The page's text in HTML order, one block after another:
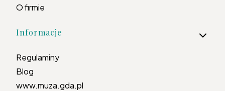
O firmie
Informacje
Regulaminy
Blog
www.muza.gda.pl